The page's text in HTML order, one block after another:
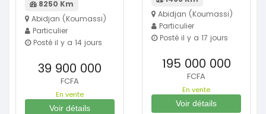
8250 Km
Abidjan (Koumassi)
Particulier
Posté il y a 14 jours
39 900 000
FCFA
En vente
Voir détails
Abidjan (Koumassi)
Particulier
Posté il y a 17 jours
195 000 000
FCFA
En vente
Voir détails